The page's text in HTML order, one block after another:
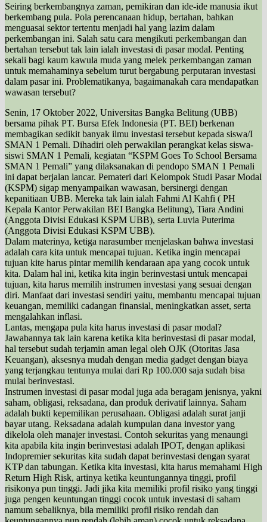
Seiring berkembangnya zaman, pemikiran dan ide-ide manusia ikut
berkembang pula. Pola perencanaan hidup, bertahan, bahkan
menguasai sektor tertentu menjadi hal yang lazim dalam
perkembangan ini. Salah satu cara mengikuti perkembangan dan
bertahan tersebut tak lain ialah investasi di pasar modal. Penting
sekali bagi kaum kawula muda yang melek perkembangan zaman
untuk memahaminya sebelum turut bergabung perputaran investasi
dalam pasar ini. Problematikanya, bagaimanakah cara mendapatkan
wawasan tersebut?
Senin, 17 Oktober 2022, Universitas Bangka Belitung (UBB)
bersama pihak PT. Bursa Efek Indonesia (PT. BEI) berkenan
membagikan sedikit banyak ilmu investasi tersebut kepada siswa/I
SMAN 1 Pemali. Dihadiri oleh perwakilan perangkat kelas siswa-
siswi SMAN 1 Pemali, kegiatan “KSPM Goes To School Bersama
SMAN 1 Pemali” yang dilaksanakan di pendopo SMAN 1 Pemali
ini dapat berjalan lancar. Pemateri dari Kelompok Studi Pasar Modal
(KSPM) sigap menyampaikan wawasan, bersinergi dengan
kepanitiaan UBB. Mereka tak lain ialah Fahmi Al Kahfi ( PH
Kepala Kantor Perwakilan BEI Bangka Belitung), Tiara Andini
(Anggota Divisi Edukasi KSPM UBB), serta Luvia Puterima
(Anggota Divisi Edukasi KSPM UBB).
Dalam materinya, ketiga narasumber menjelaskan bahwa investasi
adalah cara kita untuk mencapai tujuan. Ketika ingin mencapai
tujuan kite harus pintar memilih kendaraan apa yang cocok untuk
kita. Dalam hal ini, ketika kita ingin berinvestasi untuk mencapai
tujuan, kita harus memilih instrumen investasi yang sesuai dengan
diri. Manfaat dari investasi sendiri yaitu, membantu mencapai tujuan
keuangan, memiliki cadangan finansial, meningkatkan asset, serta
mengalahkan inflasi.
Lantas, mengapa pula kita harus investasi di pasar modal?
Jawabannya tak lain karena ketika kita berinvestasi di pasar modal,
hal tersebut sudah terjamin aman legal oleh OJK (Otoritas Jasa
Keuangan), aksesnya mudah dengan media gadget dengan biaya
yang terjangkau tentunya mulai dari Rp 100.000 saja sudah bisa
mulai berinvestasi.
Instrumen investasi di pasar modal juga ada beragam jenisnya, yakni
saham, obligasi, reksadana, dan produk derivatif lainnya. Saham
adalah bukti kepemilikan perusahaan. Obligasi adalah surat janji
bayar utang. Reksadana adalah kumpulan dana investor yang
dikelola oleh manajer investasi. Contoh sekuritas yang menaungi
kita apabila kita ingin berinvestasi adalah IPOT, dengan aplikasi
Indopremier sekuritas kita sudah dapat berinvestasi dengan syarat
KTP dan tabungan. Ketika kita investasi, kita harus memahami High
Return High Risk, artinya ketika keuntungannya tinggi, profil
risikonya pun tinggi. Jadi jika kita memiliki profil risiko yang tinggi
juga pengen keuntungan tinggi cocok untuk investasi di saham
namum sebaliknya, bila memiliki profil risiko rendah dan